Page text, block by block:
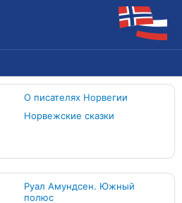
О писателях Норвегии
Норвежские сказки
Руал Амундсен. Южный
полюс